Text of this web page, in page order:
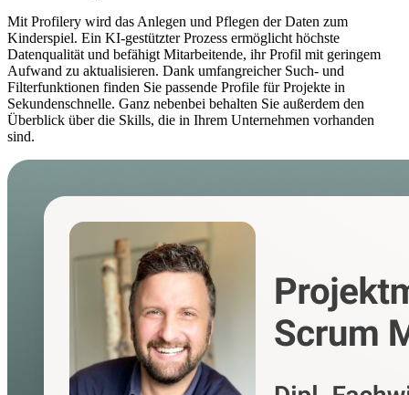
Mit Profilery wird das Anlegen und Pflegen der Daten zum
Kinderspiel. Ein KI-gestützter Prozess ermöglicht höchste
Datenqualität und befähigt Mitarbeitende, ihr Profil mit geringem
Aufwand zu aktualisieren. Dank umfangreicher Such- und
Filterfunktionen finden Sie passende Profile für Projekte in
Sekundenschnelle. Ganz nebenbei behalten Sie außerdem den
Überblick über die Skills, die in Ihrem Unternehmen vorhanden
sind.